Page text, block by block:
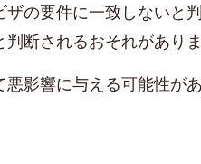
の要件に一致しないと
断されるおそれがありま
影響に与える可能性があ